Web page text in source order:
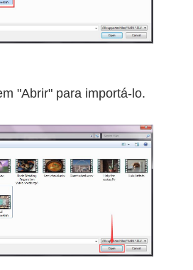
"Abrir" para importá-lo.